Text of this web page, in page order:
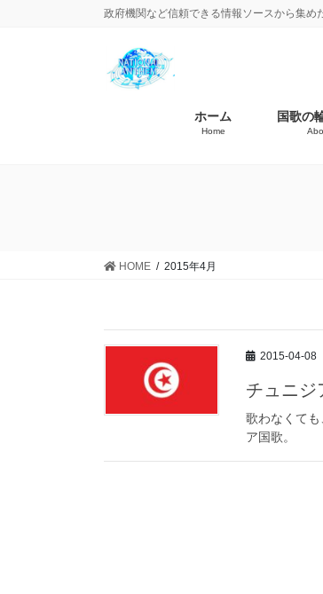
政府機関など信頼できる情報ソースから集め
ホーム
Home
国歌の
HOME 2015年4月
2015-04-08
チュニジ
歌わなくて
ア国歌。